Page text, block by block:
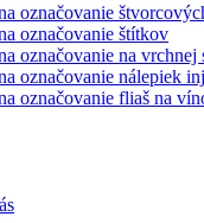
označovanie
označovanie štítkov
označovanie na vrchnej
označovanie nálepiek
označovanie fliaš na